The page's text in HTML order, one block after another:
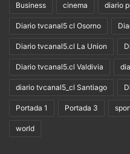
Business cinema diario
Diario tvcanal5 cl Osorno
Diario tvcanal5.cl La Union
Diario tvcanal5.cl Valdivia
diario tvcanal5_cl Santiago
Portada 1 Portada 3
world